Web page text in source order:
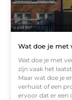
Wat doe je met
Wat doe je met
zijn vaak het
Maar wat doe je
verhuist of een
ervoor dat er een